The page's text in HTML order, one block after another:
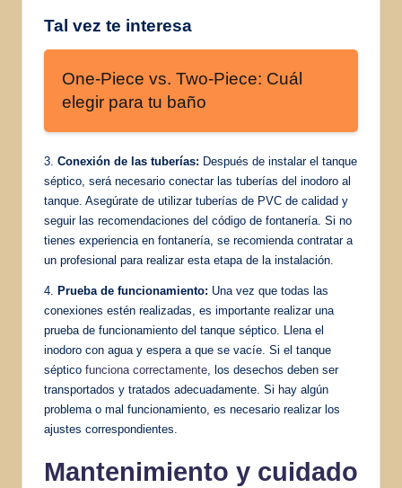
Tal vez te interesa
One-Piece vs. Two-Piece: Cuál
elegir para tu baño
3. Conexión de las tuberías: Después de instalar el tanque
séptico, será necesario conectar las tuberías del inodoro al
tanque. Asegúrate de utilizar tuberías de PVC de calidad y
seguir las recomendaciones del código de fontanería. Si no
tienes experiencia en fontanería, se recomienda contratar a
un profesional para realizar esta etapa de la instalación.
4. Prueba de funcionamiento: Una vez que todas las
conexiones estén realizadas, es importante realizar una
prueba de funcionamiento del tanque séptico. Llena el
inodoro con agua y espera a que se vacíe. Si el tanque
séptico funciona correctamente , los desechos deben ser
transportados y tratados adecuadamente. Si hay algún
problema o mal funcionamiento, es necesario realizar los
ajustes correspondientes.
Mantenimiento y cuidado